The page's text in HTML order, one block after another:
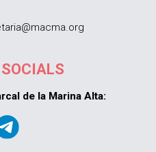
de la Marina Alta: